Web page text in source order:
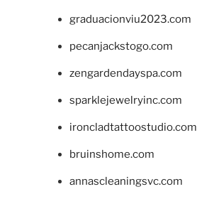
graduacionviu2023.com
pecanjackstogo.com
zengardendayspa.com
sparklejewelryinc.com
ironcladtattoostudio.com
bruinshome.com
annascleaningsvc.com